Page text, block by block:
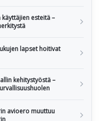
esteitä –
lapset hoitivat
kehitystyöstä –
avioero muuttuu